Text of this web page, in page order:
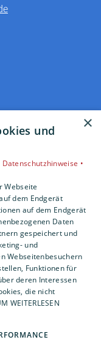
×
und
Datenschutzhinweise •
Webseite
dem Endgerät
auf dem Endgerät
Daten
gespeichert und
und
Webseitenbesuchern
Funktionen für
deren Interessen
die nicht
WEITERLESEN